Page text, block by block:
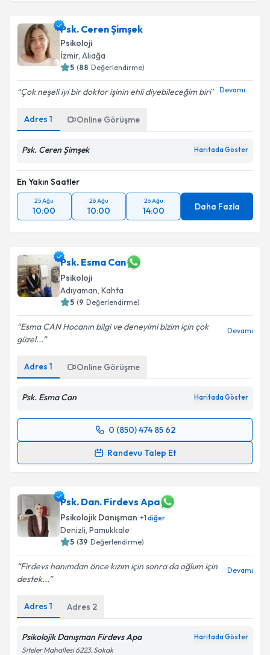
Psk. Ceren Şimşek
Psikoloji
İzmir, Aliağa
5 (88 Değerlendirme)
Çok neşeli iyi bir doktor işinin ehli diyebileceğim biri Devamı
Adres 1 Online Görüşme
Psk. Ceren Şimşek Haritada Göster
En Yakın Saatler
25 Ağu
10:00
26 Ağu
10:00
26 Ağu
14:00 Daha Fazla
Psk. Esma Can
Psikoloji
Adıyaman, Kahta
5 (9 Değerlendirme)
Esma CAN Hocanın bilgi ve deneyimi bizim için çok
güzel...
Devamı
Adres 1 Online Görüşme
Psk. Esma Can Haritada Göster
0 (850) 474 85 62
Randevu Talep Et
Randevu Takvimi Talebi
hazırlandığında e-posta ile bilgilendireceğiz.
E-posta Adresiniz
kapsamda işlenmesini kabul ediyorum.
Takvim Talebini Gönder
Psk. Dan. Firdevs Apa
Psikolojik Danışman +1diğer
Denizli, Pamukkale
5 (39 Değerlendirme)
Firdevs hanımdan önce kızım için sonra da oğlum için
destek...
Devamı
Adres 1 Adres 2
Psikolojik Danışman Firdevs Apa Haritada Göster
Siteler Mahallesi 6223. Sokak